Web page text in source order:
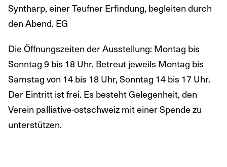
Syntharp, einer Teufner Erfindung, begleiten durch
den Abend. EG
Die Öffnungszeiten der Ausstellung: Montag bis
Sonntag 9 bis 18 Uhr. Betreut jeweils Montag bis
Samstag von 14 bis 18 Uhr, Sonntag 14 bis 17 Uhr.
Der Eintritt ist frei. Es besteht Gelegenheit, den
Verein palliative-ostschweiz mit einer Spende zu
unterstützen.